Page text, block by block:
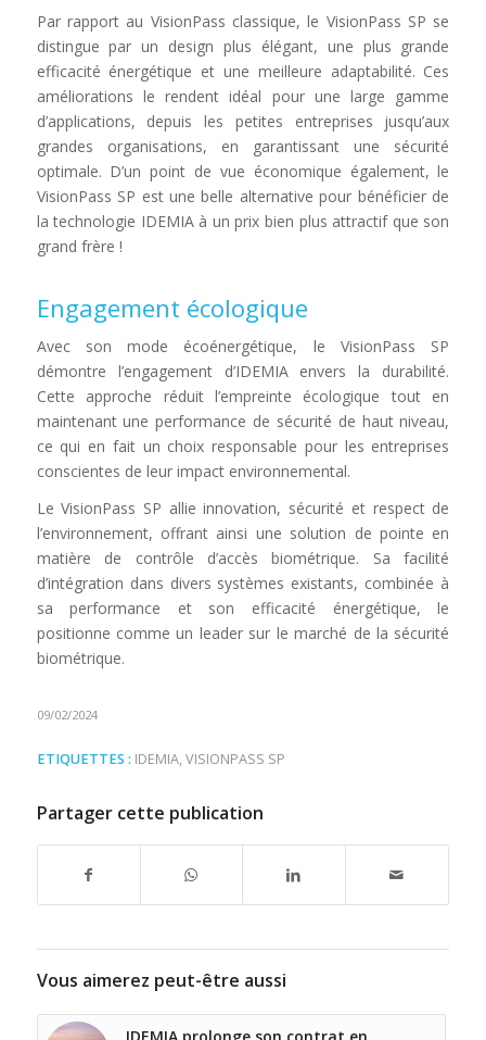
Par rapport au VisionPass classique, le VisionPass SP se
distingue par un design plus élégant, une plus grande
efficacité énergétique et une meilleure adaptabilité. Ces
améliorations le rendent idéal pour une large gamme
d’applications, depuis les petites entreprises jusqu’aux
grandes organisations, en garantissant une sécurité
optimale. D’un point de vue économique également, le
VisionPass SP est une belle alternative pour bénéficier de
la technologie IDEMIA à un prix bien plus attractif que son
grand frère !
Engagement écologique
Avec son mode écoénergétique, le VisionPass SP
démontre l’engagement d’IDEMIA envers la durabilité.
Cette approche réduit l’empreinte écologique tout en
maintenant une performance de sécurité de haut niveau,
ce qui en fait un choix responsable pour les entreprises
conscientes de leur impact environnemental.
Le VisionPass SP allie innovation, sécurité et respect de
l’environnement, offrant ainsi une solution de pointe en
matière de contrôle d’accès biométrique. Sa facilité
d’intégration dans divers systèmes existants, combinée à
sa performance et son efficacité énergétique, le
positionne comme un leader sur le marché de la sécurité
biométrique.
09/02/2024
ETIQUETTES : IDEMIA, VISIONPASS SP
Partager cette publication
Vous aimerez peut-être aussi